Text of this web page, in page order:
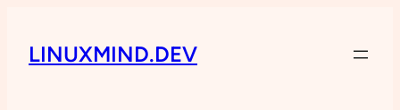
LINUXMIND.DEV